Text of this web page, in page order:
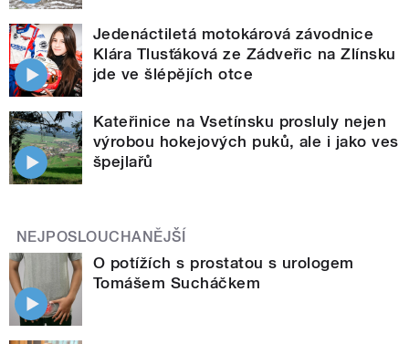
Jedenáctiletá motokárová závodnice
Klára Tlusťáková ze Zádveřic na Zlínsku
jde ve šlépějích otce
Kateřinice na Vsetínsku prosluly nejen
výrobou hokejových puků, ale i jako ves
špejlařů
NEJPOSLOUCHANĚJŠÍ
O potížích s prostatou s urologem
Tomášem Sucháčkem